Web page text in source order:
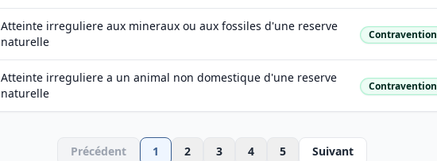
Atteinte irreguliere aux mineraux ou aux fossiles d'une reserve
naturelle
Nature
Contravention
Atteinte irreguliere a un animal non domestique d'une reserve
naturelle
Nature
Contravention
Précédent 1 2 3 4 5 Suivant